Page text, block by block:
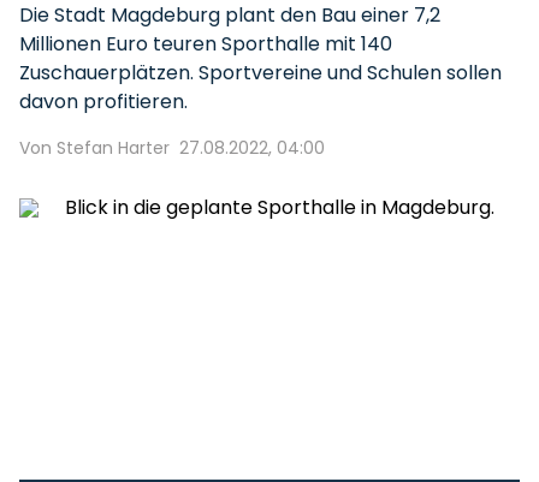
Die Stadt Magdeburg plant den Bau einer 7,2
Millionen Euro teuren Sporthalle mit 140
Zuschauerplätzen. Sportvereine und Schulen sollen
davon profitieren.
Von Stefan Harter 27.08.2022, 04:00